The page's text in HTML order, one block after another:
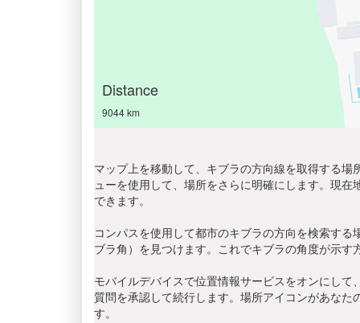
Distance
9044 km
マップ上を移動して、キブラの方向線を取得する
ューを使用して、場所をさらに明確にします。現
できます。
コンパスを使用して都市のキブラの方向を検索す
ブラ角）を見つけます。これでキブラの角度が示す
モバイルデバイスで位置情報サービスをオンにし
質問を承認して続行します。場所アイコンがあな
す。